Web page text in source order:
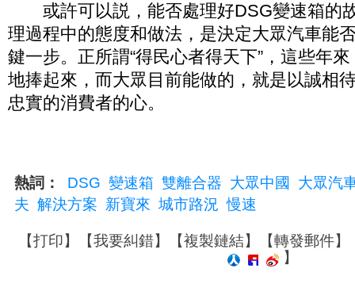
或許可以説，能否處理好DSG變速箱的
理過程中的態度和做法，是決定大眾汽車能
鍵一步。正所謂“得民心者得天下”，這些年
地捧起來，而大眾目前能做的，就是以誠相
忠實的消費者的心。
熱詞： DSG 變速箱 雙離合器 大眾中國
大眾汽
夫 解決方案 新寶來 城市路況 慢速
【打印】【我要糾錯】【複製鏈結】【轉發郵件】
】